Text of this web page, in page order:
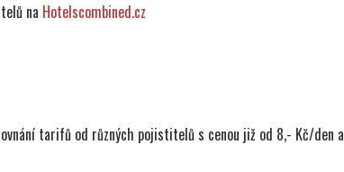
na Hotelscombined.cz
tarifů od různých pojistitelů s cenou již od 8,- Kč/den a